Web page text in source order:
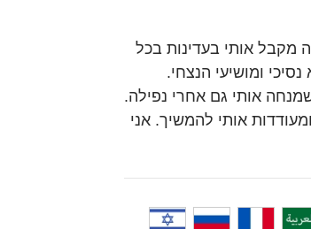
מקבל אותי בעדינות בכל
ומושיעי הנצחי.
אותי גם אחרי נפילה.
אותי להמשיך. אני